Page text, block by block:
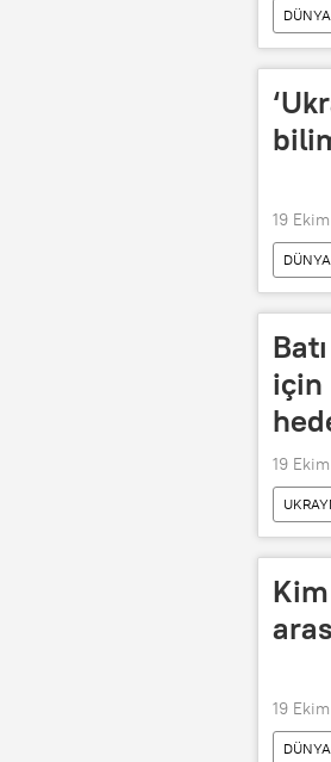
DÜNYA
19
DÜNYA
için
19
19
DÜNYA